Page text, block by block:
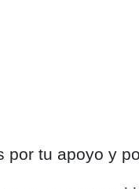
por tu apoyo y